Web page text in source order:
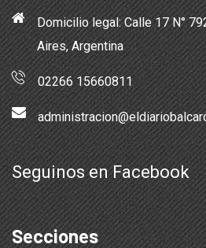
Domicilio legal: Calle 17 N°
Aires, Argentina
02266 15660811
Seguinos en Facebook
Secciones